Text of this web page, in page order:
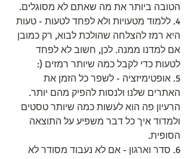
הטובה ביותר את מה שאתם לא מסוגלים.
4. ללמוד מטעויות ולא לפחד לטעות - טעות
היא רמז להצלחה שהולכת לבוא, רק כמובן
אם למדנו ממנה. לכן, חשוב לא לפחד
לטעות כדי לקבל כמה שיותר רמזים (:
5. אופטימיזציה - לשפר כל הזמן את
האתרים שלנו ולנסות להפיק מהם יותר.
הרעיון פה הוא לעשות כמה שיותר טסטים
ולמדוד איך כל דבר משפיע על התוצאה
הסופית.
6. סדר וארגון - אם לא נעבוד מסודר לא